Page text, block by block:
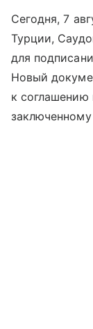
Сегодня, 7
Турции,
для
Новый
к